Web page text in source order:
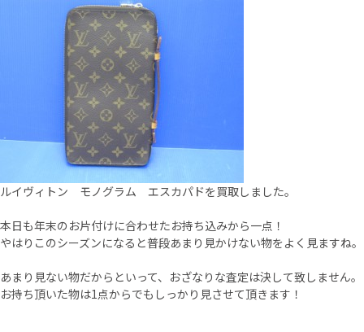
ルイヴィトン モノグラム エスカパドを買取しました。
本日も年末のお片付けに合わせたお持ち込みから一点！
やはりこのシーズンになると普段あまり見かけない物をよく見ますね。
あまり見ない物だからといって、おざなりな査定は決して致しません。
お持ち頂いた物は1点からでもしっかり見させて頂きます！